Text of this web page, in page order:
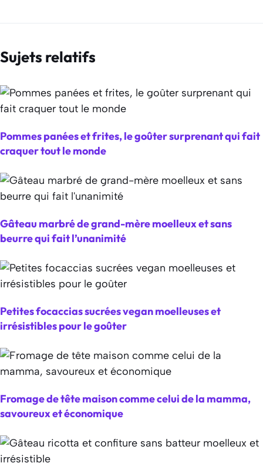
Sujets relatifs
Pommes panées et frites, le goûter surprenant qui fait
craquer tout le monde
Gâteau marbré de grand-mère moelleux et sans
beurre qui fait l’unanimité
Petites focaccias sucrées vegan moelleuses et
irrésistibles pour le goûter
Fromage de tête maison comme celui de la mamma,
savoureux et économique